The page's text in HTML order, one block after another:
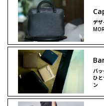
バックパック
ボストンバッグ
ショルダーバッグ
リミテッドモデル
デ
バ
ひ
ン